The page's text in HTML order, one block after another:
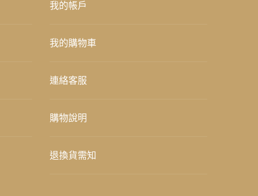
我的帳戶
我的購物車
連絡客服
購物說明
退換貨需知